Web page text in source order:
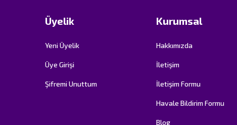
Üyelik
Yeni Üyelik
Üye Girişi
Şifremi Unuttum
Kurumsal
Hakkımızda
İletişim
İletişim Formu
Havale Bildirim Formu
Blog